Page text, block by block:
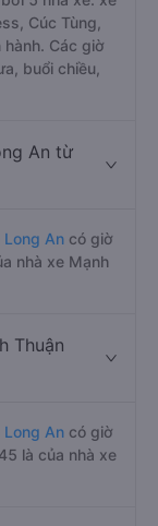
Cúc Tùng,
hành. Các giờ
buổi chiều,
An từ
Long An có giờ
nhà xe Mạnh
Thuận
Long An có giờ
là của nhà xe